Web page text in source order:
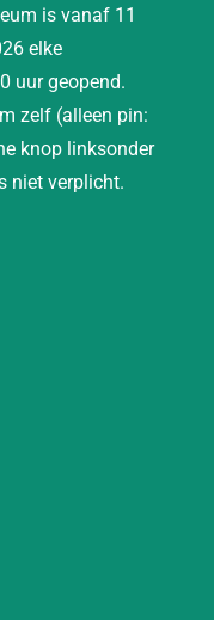
is vanaf 11
elke
uur geopend.
zelf (alleen pin:
knop linksonder
niet verplicht.